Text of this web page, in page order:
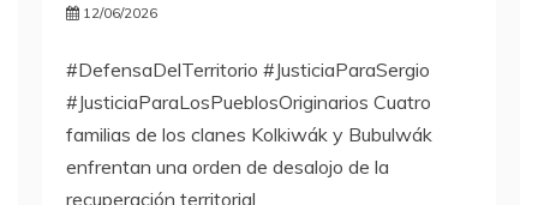
12/06/2026
#DefensaDelTerritorio #JusticiaParaSergio
#JusticiaParaLosPueblosOriginarios Cuatro
familias de los clanes Kolkiwák y Bubulwák
enfrentan una orden de desalojo de la
recuperación territorial